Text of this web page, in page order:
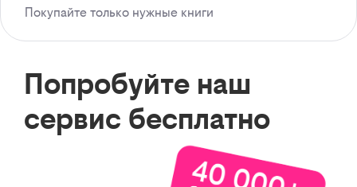
Покупайте только нужные книги
Попробуйте наш
сервис бесплатно